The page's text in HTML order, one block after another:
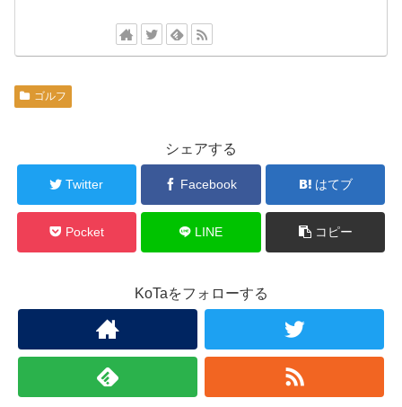
ゴルフ
シェアする
Twitter Facebook はてブ
Pocket LINE コピー
KoTaをフォローする